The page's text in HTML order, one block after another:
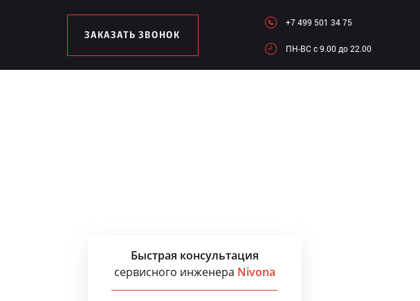
ЗАКАЗАТЬ ЗВОНОК
+7 499 501 34 75
ПН-ВC c 9.00 до 22.00
Быстрая консультация
сервисного инженера Nivona